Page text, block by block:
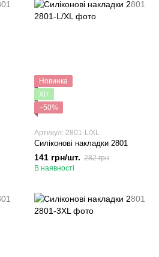
Новинка
Хіт
−50%
Артикул: 2801-L/XL
Силіконові накладки 2801
141 грн/шт. 282 грн
В наявності